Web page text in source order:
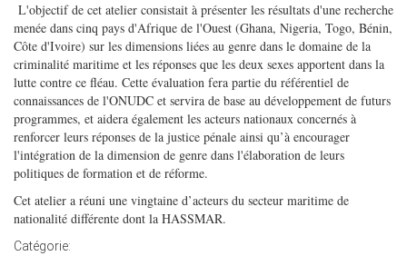
L'objectif de cet atelier consistait à présenter les résultats d'une recherche
menée dans cinq pays d'Afrique de l'Ouest (Ghana, Nigeria, Togo, Bénin,
Côte d'Ivoire) sur les dimensions liées au genre dans le domaine de la
criminalité maritime et les réponses que les deux sexes apportent dans la
lutte contre ce fléau. Cette évaluation fera partie du référentiel de
connaissances de l'ONUDC et servira de base au développement de futurs
programmes, et aidera également les acteurs nationaux concernés à
renforcer leurs réponses de la justice pénale ainsi qu’à encourager
l'intégration de la dimension de genre dans l'élaboration de leurs
politiques de formation et de réforme.
Cet atelier a réuni une vingtaine d’acteurs du secteur maritime de
nationalité différente dont la HASSMAR.
Catégorie: